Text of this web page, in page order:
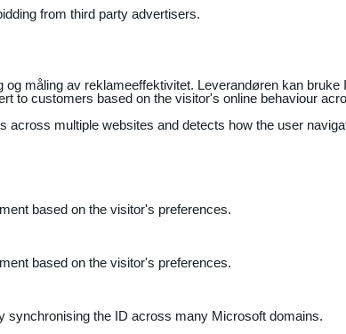
from third party advertisers.
måling av reklameeffektivitet. Leverandøren kan
to customers based on the visitor's online behaviour
multiple websites and detects how the user
based on the visitor's preferences.
based on the visitor's preferences.
synchronising the ID across many Microsoft domains.